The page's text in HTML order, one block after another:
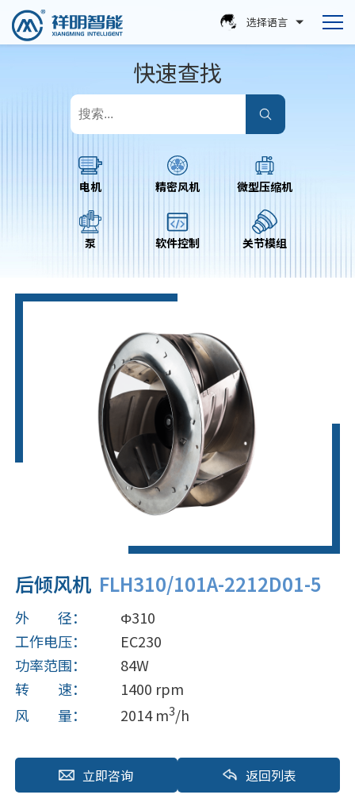
选择语言
快速查找
电机 精密风机 微型压缩机
泵 软件控制 关节模组
后倾风机 FLH310/101A-2212D01-5
外 径：
Φ310
工作电压：
EC230
功率范围：
84W
转 速：
1400 rpm
风 量：
2014 m3/h
立即咨询 返回列表